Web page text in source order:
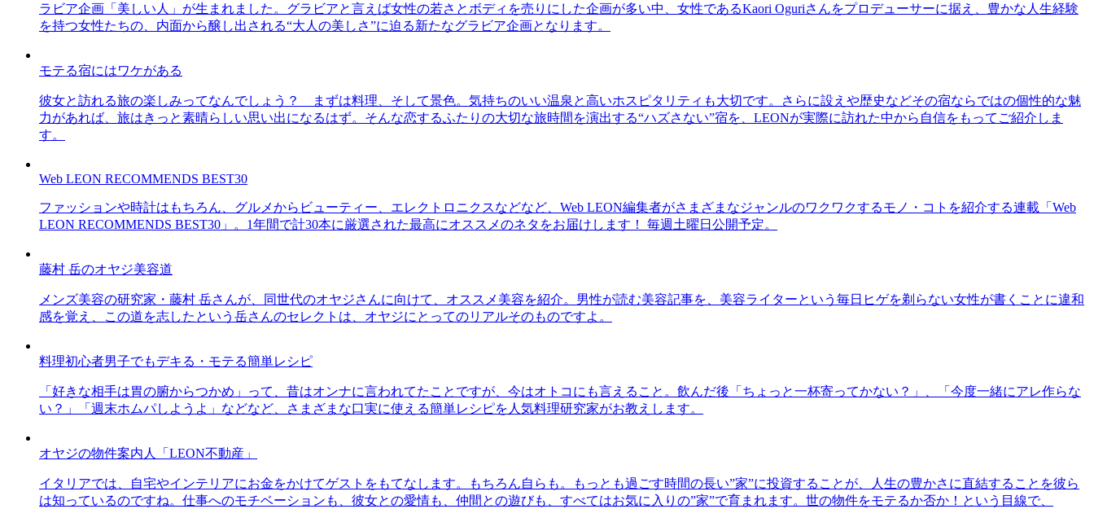
ラビア企画「美しい人」が生まれました。グラビアと言えば女性の若さとボディを売りにした企画が多い中、女性であるKaori Oguriさんをプロデューサーに据え、豊かな人生経験
を持つ女性たちの、内面から醸し出される“大人の美しさ”に迫る新たなグラビア企画となります。
モテる宿にはワケがある
彼女と訪れる旅の楽しみってなんでしょう？ まずは料理、そして景色。気持ちのいい温泉と高いホスピタリティも大切です。さらに設えや歴史などその宿ならではの個性的な魅
力があれば、旅はきっと素晴らしい思い出になるはず。そんな恋するふたりの大切な旅時間を演出する“ハズさない”宿を、LEONが実際に訪れた中から自信をもってご紹介しま
す。
Web LEON RECOMMENDS BEST30
ファッションや時計はもちろん、グルメからビューティー、エレクトロニクスなどなど、Web LEON編集者がさまざまなジャンルのワクワクするモノ・コトを紹介する連載「Web
LEON RECOMMENDS BEST30」。1年間で計30本に厳選された最高にオススメのネタをお届けします！ 毎週土曜日公開予定。
藤村 岳のオヤジ美容道
メンズ美容の研究家・藤村 岳さんが、同世代のオヤジさんに向けて、オススメ美容を紹介。男性が読む美容記事を、美容ライターという毎日ヒゲを剃らない女性が書くことに違和
感を覚え、この道を志したという岳さんのセレクトは、オヤジにとってのリアルそのものですよ。
料理初心者男子でもデキる・モテる簡単レシピ
「好きな相手は胃の腑からつかめ」って、昔はオンナに言われてたことですが、今はオトコにも言えること。飲んだ後「ちょっと一杯寄ってかない？」、「今度一緒にアレ作らな
い？」「週末ホムパしようよ」などなど、さまざまな口実に使える簡単レシピを人気料理研究家がお教えします。
オヤジの物件案内人「LEON不動産」
イタリアでは、自宅やインテリアにお金をかけてゲストをもてなします。もちろん自らも。もっとも過ごす時間の長い”家”に投資することが、人生の豊かさに直結することを彼ら
は知っているのですね。仕事へのモチベーションも、彼女との愛情も、仲間との遊びも、すべてはお気に入りの”家”で育まれます。世の物件をモテるか否か！という目線で、